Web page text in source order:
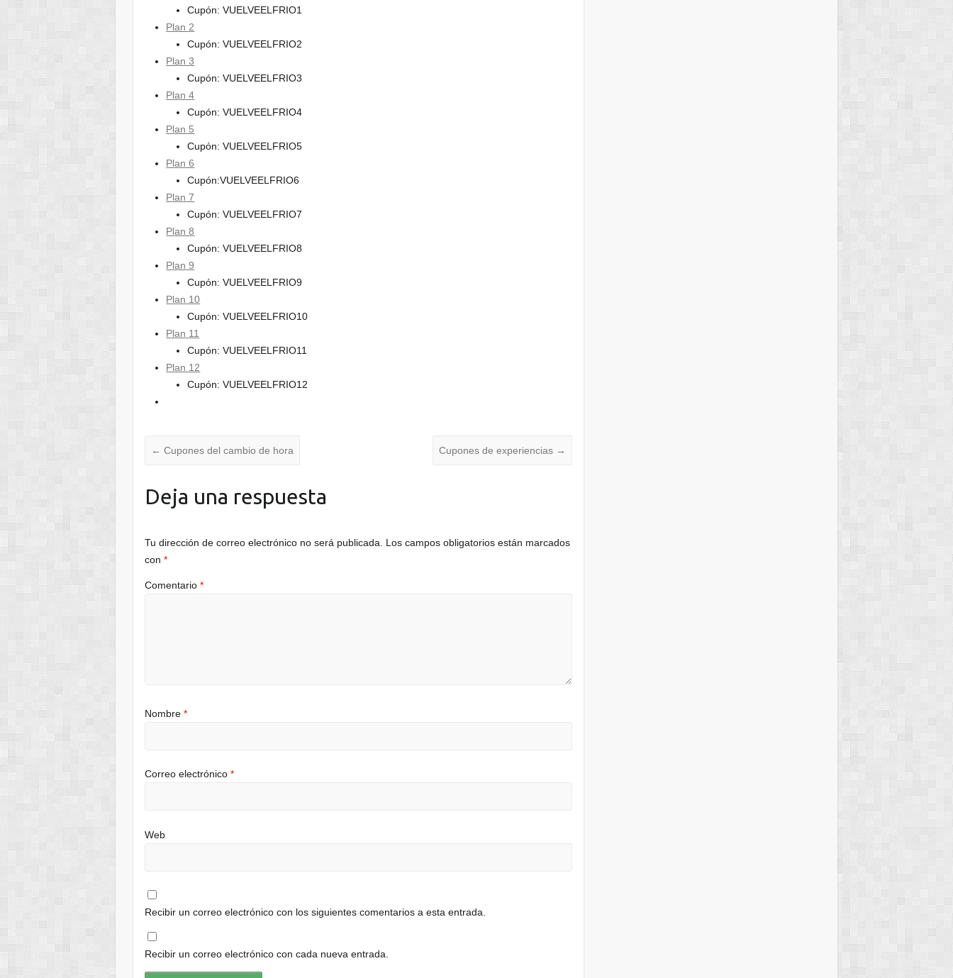
Cupón: VUELVEELFRIO1
Plan 2
Cupón: VUELVEELFRIO2
Plan 3
Cupón: VUELVEELFRIO3
Plan 4
Cupón: VUELVEELFRIO4
Plan 5
Cupón: VUELVEELFRIO5
Plan 6
Cupón:VUELVEELFRIO6
Plan 7
Cupón: VUELVEELFRIO7
Plan 8
Cupón: VUELVEELFRIO8
Plan 9
Cupón: VUELVEELFRIO9
Plan 10
Cupón: VUELVEELFRIO10
Plan 11
Cupón: VUELVEELFRIO11
Plan 12
Cupón: VUELVEELFRIO12
← Cupones del cambio de hora Cupones de experiencias →
Deja una respuesta
Tu dirección de correo electrónico no será publicada. Los campos obligatorios están marcados
con*
Comentario*
Nombre*
Correo electrónico*
Web
Recibir un correo electrónico con los siguientes comentarios a esta entrada.
Recibir un correo electrónico con cada nueva entrada.